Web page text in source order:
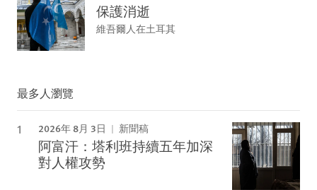
保護消逝
維吾爾人在土耳其
最多人瀏覽
2026年 8月 3日 新聞稿
阿富汗：塔利班持續五年加深
對人權攻勢